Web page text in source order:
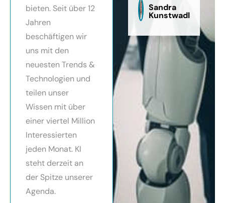
bieten. Seit über 12
Jahren
beschäftigen wir
uns mit den
neuesten Trends &
Technologien und
teilen unser
Wissen mit über
einer viertel Million
Interessierten
jeden Monat. KI
steht derzeit an
der Spitze unserer
Agenda.
Sandra
Kunstwadl